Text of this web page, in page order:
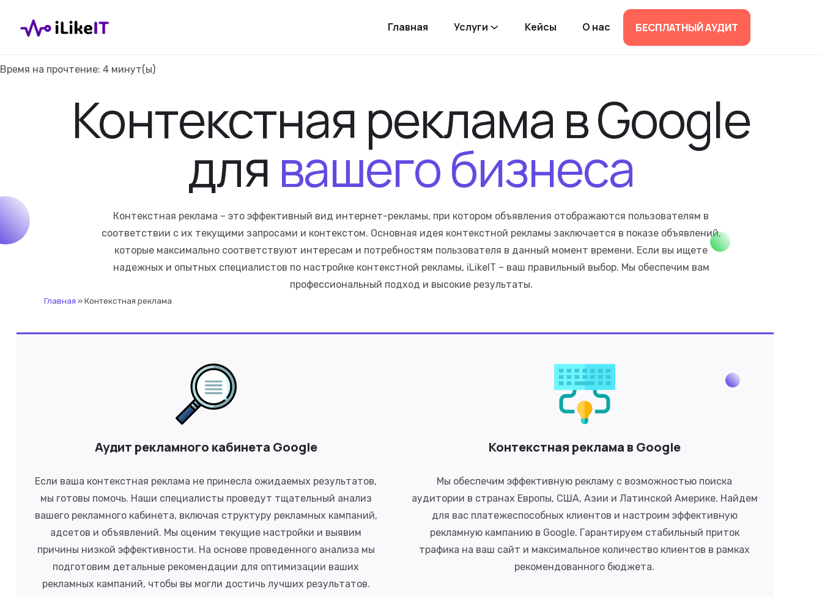
Главная Услуги Кейсы О нас БЕСПЛАТНЫЙ АУДИТ
Время на прочтение: 4 минут(ы)
Контекстная реклама вGoogle
для вашегобизнеса
Контекстная реклама – это эффективный вид интернет-рекламы, при котором объявления отображаются пользователям в
соответствии с их текущими запросами и контекстом. Основная идея контекстной рекламы заключается в показе объявлений,
которые максимально соответствуют интересам и потребностям пользователя в данный момент времени. Если вы ищете
надежных и опытных специалистов по настройке контекстной рекламы, iLikeIT – ваш правильный выбор. Мы обеспечим вам
профессиональный подход и высокие результаты.
Главная »Контекстная реклама
Аудит рекламного кабинета Google
Если ваша контекстная реклама не принесла ожидаемых результатов,
мы готовы помочь. Наши специалисты проведут тщательный анализ
вашего рекламного кабинета, включая структуру рекламных кампаний,
адсетов и объявлений. Мы оценим текущие настройки и выявим
причины низкой эффективности. На основе проведенного анализа мы
подготовим детальные рекомендации для оптимизации ваших
рекламных кампаний, чтобы вы могли достичь лучших результатов.
Контекстная реклама в Google
Мы обеспечим эффективную рекламу с возможностью поиска
аудитории в странах Европы, США, Азии и Латинской Америке. Найдем
для вас платежеспособных клиентов и настроим эффективную
рекламную кампанию в Google. Гарантируем стабильный приток
трафика на ваш сайт и максимальное количество клиентов в рамках
рекомендованного бюджета.